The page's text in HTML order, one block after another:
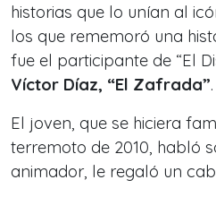
historias que lo unían al
los que rememoró una
fue el participante de “El
Víctor Díaz, “El Zafrada”.
El joven, que se hiciera
terremoto de 2010, habló
animador, le regaló un